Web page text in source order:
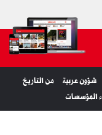
شؤون عربية
من التاريخ
المؤسسات